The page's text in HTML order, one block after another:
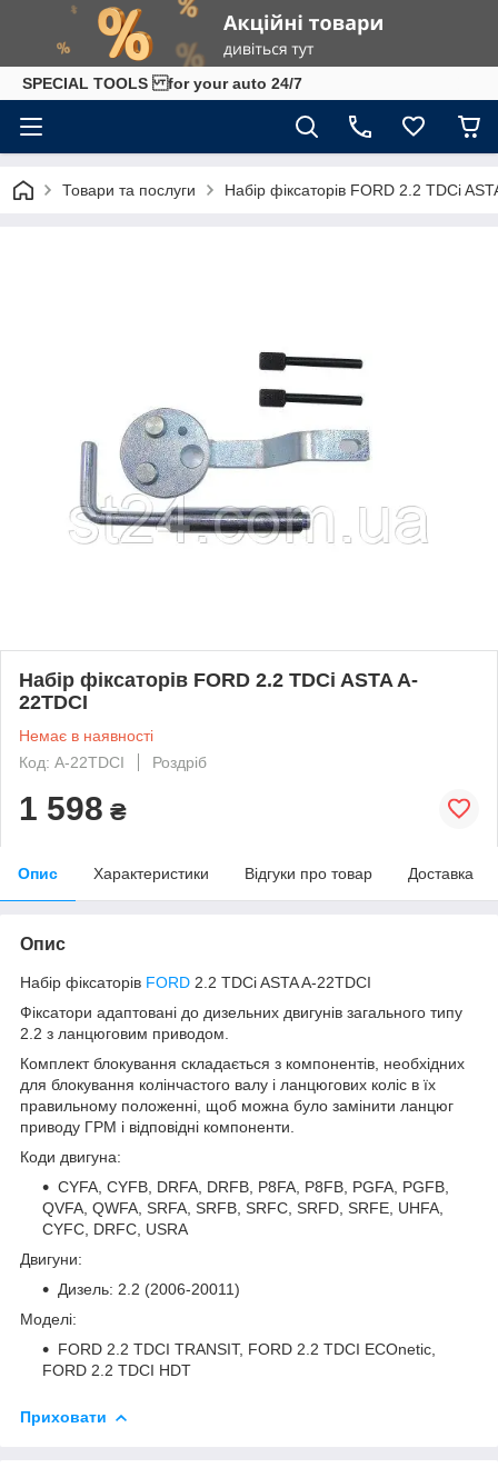
SPECIAL TOOLS for your auto 24/7
Товари та послуги Набір фіксаторів FORD 2.2 TDCi
Набір фіксаторів FORD 2.2 TDCi ASTA A-
22TDCI
Немає в наявності
Код: A-22TDCI
Роздріб
1 598 ₴
Опис Характеристики Відгуки про товар Доставка
Опис
Набір фіксаторів FORD 2.2 TDCi ASTA A-22TDCI
Фіксатори адаптовані до дизельних двигунів загального типу
2.2 з ланцюговим приводом.
Комплект блокування складається з компонентів, необхідних
для блокування колінчастого валу і ланцюгових коліс в їх
правильному положенні, щоб можна було замінити ланцюг
приводу ГРМ і відповідні компоненти.
Коди двигуна:
CYFA, CYFB, DRFA, DRFB, P8FA, P8FB, PGFA, PGFB,
QVFA, QWFA, SRFA, SRFB, SRFC, SRFD, SRFE, UHFA,
CYFC, DRFC, USRA
Двигуни:
Дизель: 2.2 (2006-20011)
Моделі:
FORD 2.2 TDCI TRANSIT, FORD 2.2 TDCI ECOnetic,
FORD 2.2 TDCI HDT
Приховати